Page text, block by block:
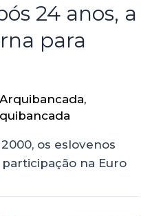
24 anos, a
para
Arquibancada,
os eslovenos
na Euro